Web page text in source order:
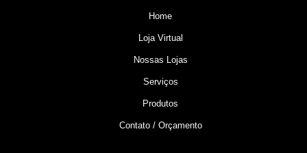
Home
Loja Virtual
Nossas Lojas
Serviços
Produtos
Contato / Orçamento